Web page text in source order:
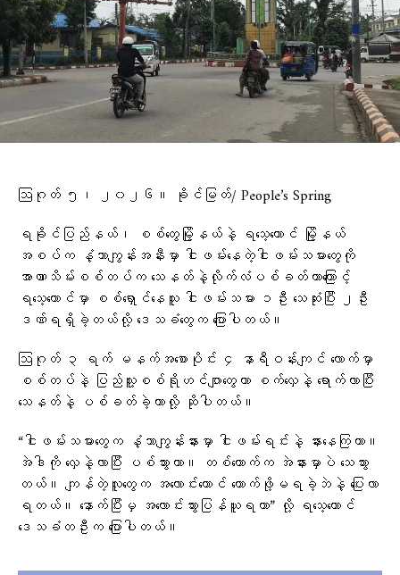
ဩဂုတ် ၅၊ ၂၀၂၆။ ခိုင်မြတ်/ People’s Spring
ရခိုင်ပြည်နယ်၊ စစ်တွေမြို့နယ်နဲ့ ရသေ့တောင် မြို့နယ်
အစပ်က နံ့သာကျွန်းအနီးမှာ ငါးဖမ်းနေတဲ့ငါးဖမ်းသမားတွေကို
အာဏာသိမ်းစစ်တပ်က သေနတ်နဲ့လိုက်လံပစ်ခတ်တာကြောင့်
ရသေ့တောင်မှာ စစ်ရှောင်နေသူ ငါးဖမ်းသမား ၁ဦး သေဆုံးပြီး ၂ဦး
ဒဏ်ရရှိခဲ့တယ်လို့ ဒေသခံတွေက ပြောပါတယ်။
ဩဂုတ် ၃ ရက် မနက်အစောပိုင်း ၄ နာရီဝန်းကျင် လောက်မှာ
စစ်တပ်နဲ့ ပြည်သူ့စစ်ရိုဟင်ဂျာတွေဟာ စက်လှေနဲ့ ရောက်လာပြီး
သေနတ်နဲ့ ပစ်ခတ်ခဲ့တာလို့ ဆိုပါတယ်။
“ငါးဖမ်းသမားတွေက နံ့သာကျွန်းနားမှာ ငါးဖမ်းရင်းနဲ့ နားနေကြတာ။
အဲဒါကို လှေနဲ့လာပြီး ပစ်သွားတာ။ တစ်ယောက်က အဲနားမှာပဲ သေသွား
တယ်။ ကျန်တဲ့လူတွေက အလောင်းတောင် ကောက်ဖို့မရခဲ့ဘဲနဲ့ ပြေးလာ
ရတယ်။ နောက်ပြီးမှ အလောင်းသွားပြန်ယူရတာ” လို့ ရသေ့တောင်
ဒေသခံတဦးက ပြောပါတယ်။